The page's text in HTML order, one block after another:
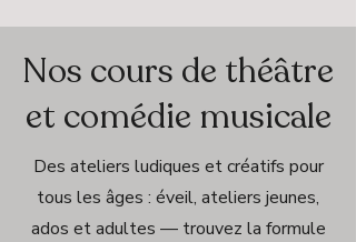
Nos cours de théâtre
et comédie musicale
Des ateliers ludiques et créatifs pour
tous les âges : éveil, ateliers jeunes,
ados et adultes — trouvez la formule